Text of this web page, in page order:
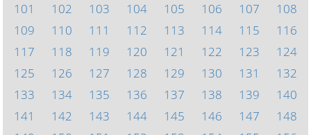
101
102 103 104 105 106 107
108
109
110 111 112 113 114 115
116
117
118 119 120 121 122 123
124
125
126 127 128 129 130 131
132
133
134 135 136 137 138 139
140
141
142 143 144 145 146 147
148